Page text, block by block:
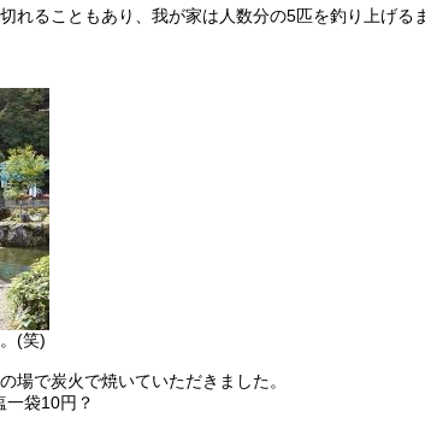
れることもあり、我が家は人数分の5匹を釣り上げる
(笑)
場で炭火で焼いていただきました。
袋10円？